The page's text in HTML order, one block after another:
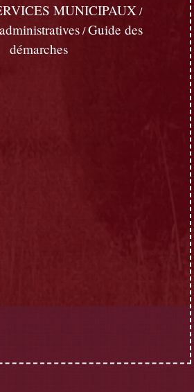
MUNICIPAUX/
/Guide des
démarches